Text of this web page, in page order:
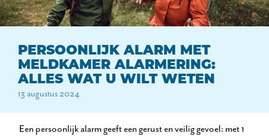
PERSOONLIJK ALARM MET
MELDKAMER ALARMERING:
ALLES WAT U WILT WETEN
13 augustus 2024
Een persoonlijk alarm geeft een gerust en veilig gevoel: met 1